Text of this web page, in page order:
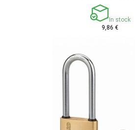
In stock
9,86 €